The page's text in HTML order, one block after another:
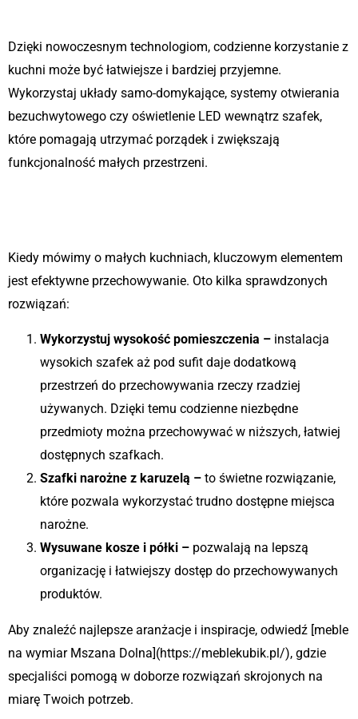
Dzięki nowoczesnym technologiom, codzienne korzystanie z
kuchni może być łatwiejsze i bardziej przyjemne.
Wykorzystaj układy samo-domykające, systemy otwierania
bezuchwytowego czy oświetlenie LED wewnątrz szafek,
które pomagają utrzymać porządek i zwiększają
funkcjonalność małych przestrzeni.
Kiedy mówimy o małych kuchniach, kluczowym elementem
jest efektywne przechowywanie. Oto kilka sprawdzonych
rozwiązań:
Wykorzystuj wysokość pomieszczenia – instalacja
wysokich szafek aż pod sufit daje dodatkową
przestrzeń do przechowywania rzeczy rzadziej
używanych. Dzięki temu codzienne niezbędne
przedmioty można przechowywać w niższych, łatwiej
dostępnych szafkach.
Szafki narożne z karuzelą – to świetne rozwiązanie,
które pozwala wykorzystać trudno dostępne miejsca
narożne.
Wysuwane kosze i półki – pozwalają na lepszą
organizację i łatwiejszy dostęp do przechowywanych
produktów.
Aby znaleźć najlepsze aranżacje i inspiracje, odwiedź [meble
na wymiar Mszana Dolna](https://meblekubik.pl/), gdzie
specjaliści pomogą w doborze rozwiązań skrojonych na
miarę Twoich potrzeb.